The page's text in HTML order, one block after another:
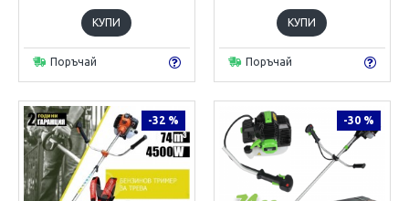
КУПИ
Поръчай
КУПИ
Поръчай
-32 % -30 %